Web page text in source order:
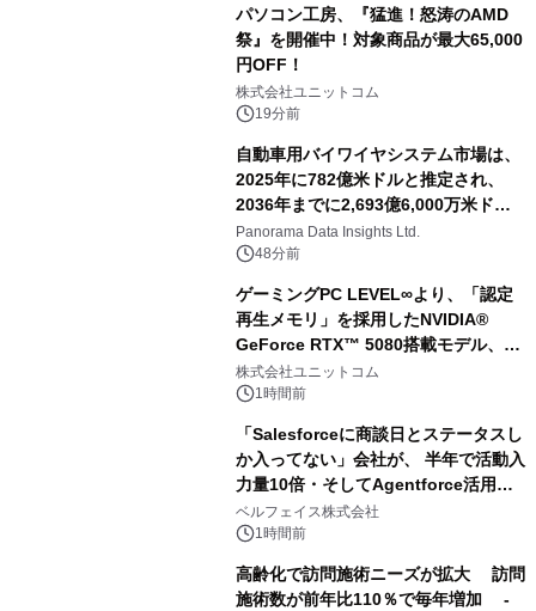
パソコン工房、『猛進！怒涛のAMD
祭』を開催中！対象商品が最大65,000
円OFF！
株式会社ユニットコム
19分前
自動車用バイワイヤシステム市場は、
2025年に782億米ドルと推定され、
2036年までに2,693億6,000万米ドル
に達すると予測されており、予測期間
（2026年～2036年）
Panorama Data Insights Ltd.
48分前
ゲーミングPC LEVEL∞より、「認定
再生メモリ」を採用したNVIDIA®
GeForce RTX™ 5080搭載モデル、
NVIDIA® GeForce RTX™ 5070 Ti搭
載モデルを販売開始
株式会社ユニットコム
1時間前
「Salesforceに商談日とステータスし
か入ってない」会社が、 半年で活動入
力量10倍・そしてAgentforce活用へ
── 敷島住宅×bellSalesAI事例公開
ベルフェイス株式会社
1時間前
高齢化で訪問施術ニーズが拡大 訪問
施術数が前年比110％で毎年増加 -